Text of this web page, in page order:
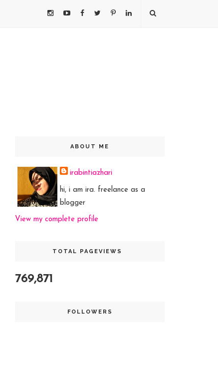
ABOUT ME
irabintiazhari
hi, i am ira. freelance as a
blogger
View my complete profile
TOTAL PAGEVIEWS
769,871
FOLLOWERS